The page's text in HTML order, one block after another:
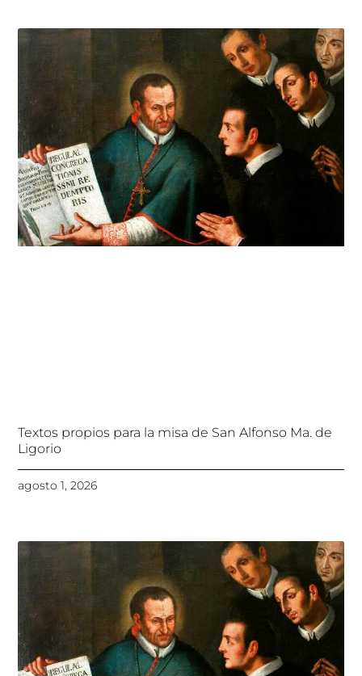
Textos propios para la misa de San Alfonso Ma. de
Ligorio
agosto 1, 2026